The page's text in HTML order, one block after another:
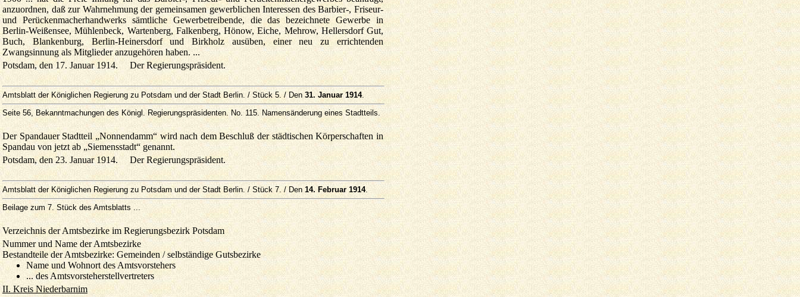
anzuordnen, daß zur Wahrnehmung der gemeinsamen gewerblichen Interessen des Barbier-, Friseur-
und Perücken­macherhandwerks sämtliche Gewerbetreibende, die das bezeichnete Gewerbe in
Berlin-Weißensee, Mühlenbeck, Wartenberg, Falkenberg, Hönow, Eiche, Mehrow, Hellersdorf Gut,
Buch, Blankenburg, Berlin-Heinersdorf und Birkholz ausüben, einer neu zu errichtenden
Zwangsinnung als Mitglieder anzugehören haben....
Potsdam, den 17. Januar 1914. Der Regierungspräsident.
Amtsblatt der Königlichen Regierung zu Potsdam und der Stadt Berlin. / Stück 5. / Den 31. Januar 1914.
Seite 56, Bekanntmachungen des Königl . Regierungspräsidenten. No. 115. Namensänderung eines Stadtteils.
Der Spandauer Stadtteil „Nonnendamm“ wird nach dem Beschluß der städtischen Körperschaften in
Spandau von jetzt ab „Siemensstadt“ genannt.
Potsdam, den 23. Januar 1914. Der Regierungspräsident.
Amtsblatt der Königlichen Regierung zu Potsdam und der Stadt Berlin. / Stück 7. / Den 14. Februar 1914.
Beilage zum 7. Stück des Amtsblatts ...
Verzeichnis der Amtsbezirke im Regierungsbezirk Potsdam
Nummer und Name der Amtsbezirke
Bestandteile der Amtsbezirke: Gemeinden / selbständige Gutsbezirke
Name und Wohnort des Amtsvorstehers
... des Amtsvorsteherstellvertreters
II. Kreis Niederbarnim